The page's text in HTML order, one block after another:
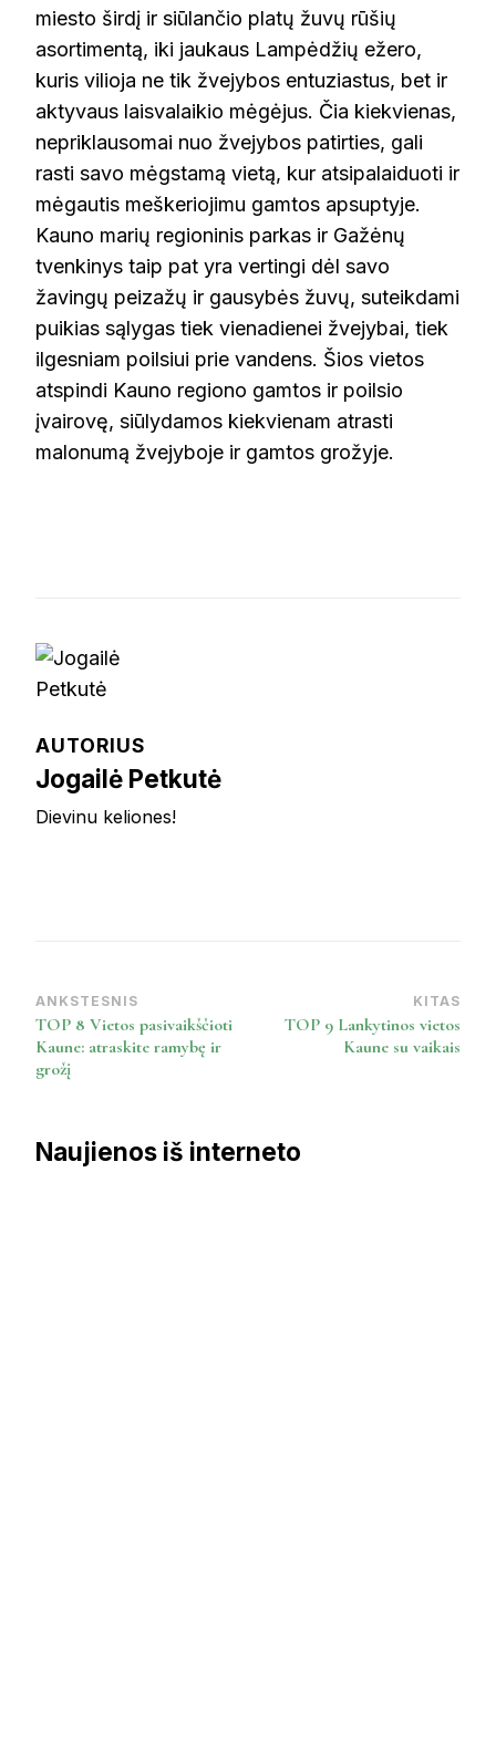
miesto širdį ir siūlančio platų žuvų rūšių
asortimentą, iki jaukaus Lampėdžių ežero,
kuris vilioja ne tik žvejybos entuziastus, bet ir
aktyvaus laisvalaikio mėgėjus. Čia kiekvienas,
nepriklausomai nuo žvejybos patirties, gali
rasti savo mėgstamą vietą, kur atsipalaiduoti ir
mėgautis meškeriojimu gamtos apsuptyje.
Kauno marių regioninis parkas ir Gažėnų
tvenkinys taip pat yra vertingi dėl savo
žavingų peizažų ir gausybės žuvų, suteikdami
puikias sąlygas tiek vienadienei žvejybai, tiek
ilgesniam poilsiui prie vandens. Šios vietos
atspindi Kauno regiono gamtos ir poilsio
įvairovę, siūlydamos kiekvienam atrasti
malonumą žvejyboje ir gamtos grožyje.
AUTORIUS
Jogailė Petkutė
Dievinu keliones!
Post
Navigation
ANKSTESNIS
TOP 8 Vietos pasivaikščioti
Kaune: atraskite ramybę ir
grožį
KITAS
TOP 9 Lankytinos vietos
Kaune su vaikais
Naujienos iš interneto